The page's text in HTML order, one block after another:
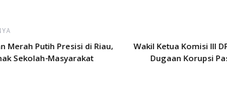
Merah Putih Presisi di Riau,
Sekolah-Masyarakat
Wakil Ketua Komisi III
Dugaan Korupsi